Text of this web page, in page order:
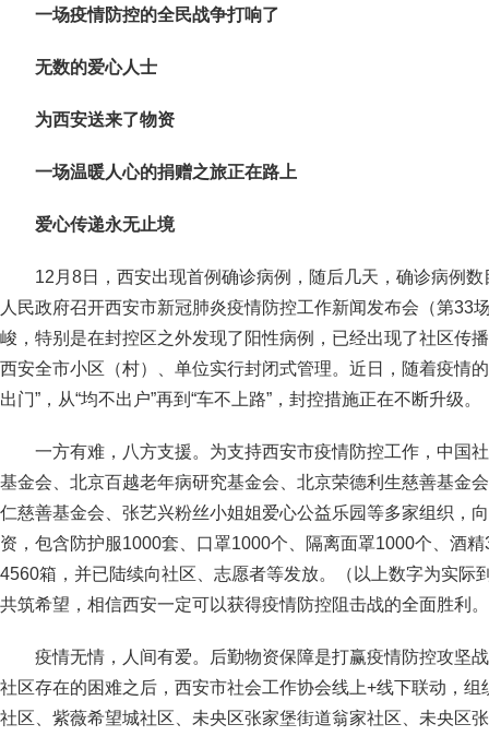
一场疫情防控的全民战争打响了
无数的爱心人士
为西安送来了物资
一场温暖人心的捐赠之旅正在路上
爱心传递永无止境
12月8日，西安出现首例确诊病例，随后几天，确诊病例
人民政府召开西安市新冠肺炎疫情防控工作新闻发布会（第33
峻，特别是在封控区之外发现了阳性病例，已经出现了社区传
西安全市小区（村）、单位实行封闭式管理。近日，随着疫情
出门”，从“均不出户”再到“车不上路”，封控措施正在不断升级。
一方有难，八方支援。为支持西安市疫情防控工作，中国
基金会、北京百越老年病研究基金会、北京荣德利生慈善基金
仁慈善基金会、张艺兴粉丝小姐姐爱心公益乐园等多家组织，
资，包含防护服1000套、口罩1000个、隔离面罩1000个、酒
4560箱，并已陆续向社区、志愿者等发放。（以上数字为实际
共筑希望，相信西安一定可以获得疫情防控阻击战的全面胜利。
疫情无情，人间有爱。后勤物资保障是打赢疫情防控攻坚
社区存在的困难之后，西安市社会工作协会线上+线下联动，
社区、紫薇希望城社区、未央区张家堡街道翁家社区、未央区